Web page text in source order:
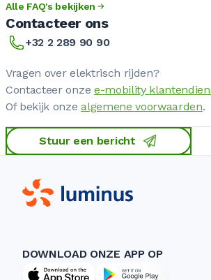
Alle FAQ's bekijken
Contacteer ons
+32 2 289 90 90
Vragen over elektrisch rijden?
Contacteer onze e-mobility
Of bekijk onzealgemene voorwaarden.
Stuur een bericht
DOWNLOAD ONZE APP OP